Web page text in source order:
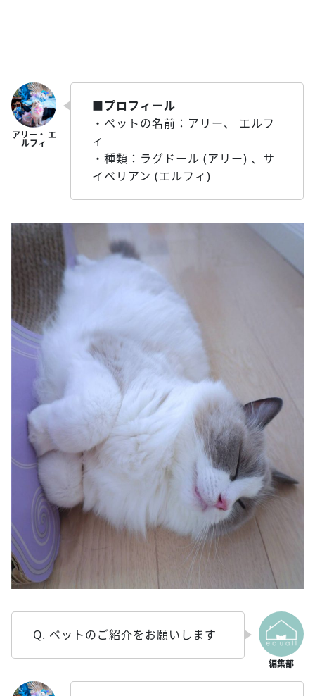
■プロフィール
・ペットの名前：アリー、 エルフ
ィ
・種類：ラグドール (アリー) 、サ
イベリアン (エルフィ)
Q. ペットのご紹介をお願いします